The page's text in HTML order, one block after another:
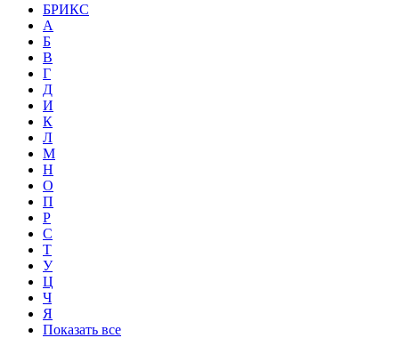
БРИКС
А
Б
В
Г
Д
И
К
Л
М
Н
О
П
Р
С
Т
У
Ц
Ч
Я
Показать все